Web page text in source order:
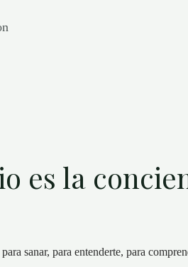
es la
sanar, para entenderte, para